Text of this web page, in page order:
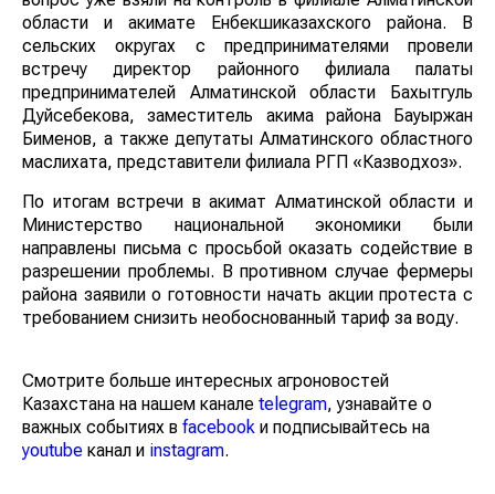
области и акимате Енбекшиказахского района. В
сельских округах с предпринимателями провели
встречу директор районного филиала палаты
предпринимателей Алматинской области Бахытгуль
Дуйсебекова, заместитель акима района Бауыржан
Бименов, а также депутаты Алматинского областного
маслихата, представители филиала РГП «Казводхоз».
По итогам встречи в акимат Алматинской области и
Министерство национальной экономики были
направлены письма с просьбой оказать содействие в
разрешении проблемы. В противном случае фермеры
района заявили о готовности начать акции протеста с
требованием снизить необоснованный тариф за воду.
Смотрите больше интересных агроновостей
Казахстана на нашем канале telegram, узнавайте о
важных событиях в facebook и подписывайтесь на
youtube канал и instagram.